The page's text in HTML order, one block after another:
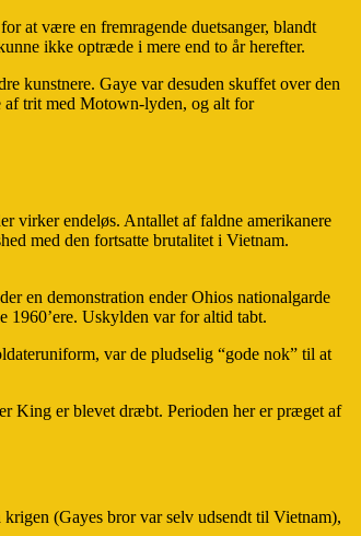
at være en fremragende duetsanger, blandt
ikke optræde i mere end to år herefter.
kunstnere. Gaye var desuden skuffet over den
af trit med Motown-lyden, og alt for
virker endeløs. Antallet af faldne amerikanere
med den fortsatte brutalitet i Vietnam.
en demonstration ender Ohios nationalgarde
1960’ere. Uskylden var for altid tabt.
var de pludselig “gode nok” til at
King er blevet dræbt. Perioden her er præget af
(Gayes bror var selv udsendt til Vietnam),